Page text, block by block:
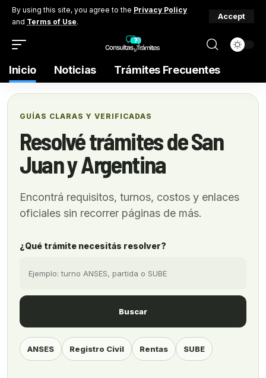
By using this site, you agree to the Privacy Policy
and Terms of Use.
Accept
Inicio Noticias Trámites Frecuentes
GUÍAS CLARAS Y VERIFICADAS
Resolvé trámites de San
Juan y Argentina
Encontrá requisitos, turnos, costos y enlaces
oficiales sin recorrer páginas de más.
¿Qué trámite necesitás resolver?
Buscar
ANSES Registro Civil Rentas SUBE